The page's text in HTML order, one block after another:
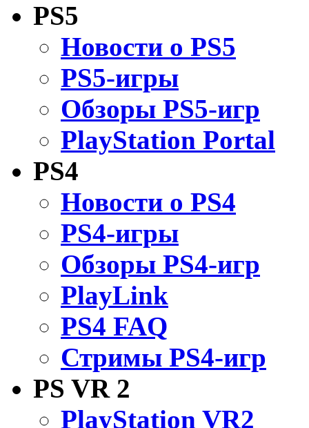
PS5
Новости о PS5
PS5-игры
Обзоры PS5-игр
PlayStation Portal
PS4
Новости о PS4
PS4-игры
Обзоры PS4-игр
PlayLink
PS4 FAQ
Стримы PS4-игр
PS VR 2
PlayStation VR2